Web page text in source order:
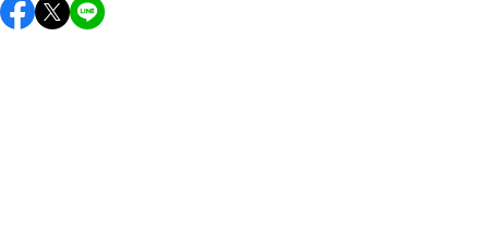
保存期間は冷蔵で当日中が目安です。なるべくお早めにお召
し上がりください。